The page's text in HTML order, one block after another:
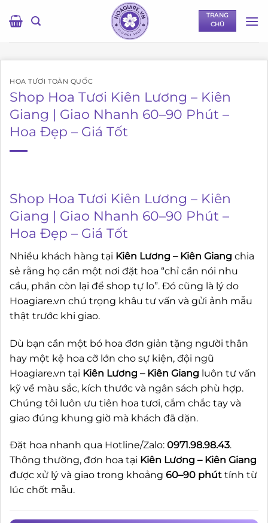
qua
TRANG
CHỦ
HOA TƯƠI TOÀN QUỐC
Shop Hoa Tươi Kiên Lương – Kiên
Giang | Giao Nhanh 60–90 Phút –
Hoa Đẹp – Giá Tốt
Shop Hoa Tươi Kiên Lương – Kiên
Giang | Giao Nhanh 60–90 Phút –
Hoa Đẹp – Giá Tốt
Nhiều khách hàng tại Kiên Lương – Kiên Giang chia
sẻ rằng họ cần một nơi đặt hoa “chỉ cần nói nhu
cầu, phần còn lại để shop tự lo”. Đó cũng là lý do
Hoagiare.vn chú trọng khâu tư vấn và gửi ảnh mẫu
thật trước khi giao.
Dù bạn cần một bó hoa đơn giản tặng người thân
hay một kệ hoa cỡ lớn cho sự kiện, đội ngũ
Hoagiare.vn tại Kiên Lương – Kiên Giang luôn tư vấn
kỹ về màu sắc, kích thước và ngân sách phù hợp.
Chúng tôi luôn ưu tiên hoa tươi, cắm chắc tay và
giao đúng khung giờ mà khách đã dặn.
Đặt hoa nhanh qua Hotline/Zalo: 0971.98.98.43.
Thông thường, đơn hoa tại Kiên Lương – Kiên Giang
được xử lý và giao trong khoảng 60–90 phút tính từ
lúc chốt mẫu.